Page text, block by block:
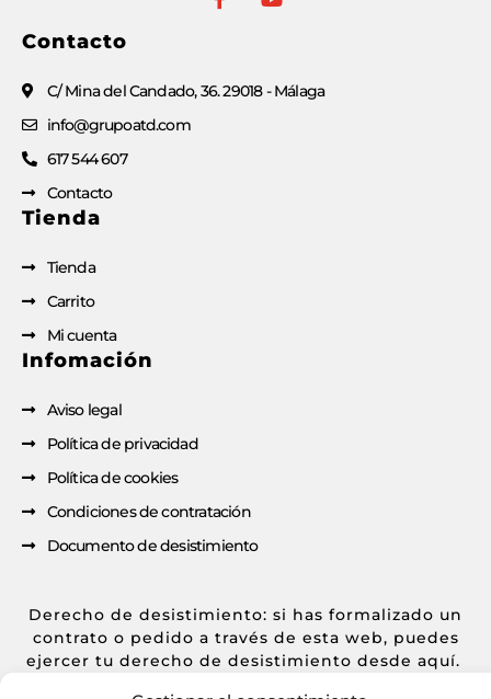
Contacto
C/ Mina del Candado, 36. 29018 - Málaga
info@grupoatd.com
617 544 607
Contacto
Tienda
Tienda
Carrito
Mi cuenta
Infomación
Aviso legal
Política de privacidad
Política de cookies
Condiciones de contratación
Documento de desistimiento
Derecho de desistimiento: si has formalizado un
contrato o pedido a través de esta web, puedes
ejercer tu derecho de desistimiento desde aquí.